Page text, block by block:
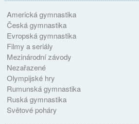
Americká gymnastika
Česká gymnastika
Evropská gymnastika
Filmy a seriály
Mezinárodní závody
Nezařazené
Olympijské hry
Rumunská gymnastika
Ruská gymnastika
Světové poháry